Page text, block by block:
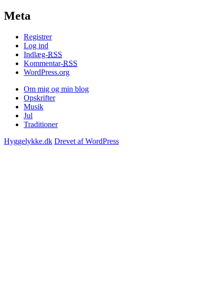
Meta
Registrer
Log ind
Indlæg-RSS
Kommentar-RSS
WordPress.org
Om mig og min blog
Opskrifter
Musik
Jul
Traditioner
Hyggelykke.dk Drevet af WordPress